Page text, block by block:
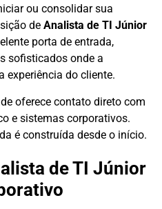
ou consolidar sua
de Analista de TI Júnior
porta de entrada,
sofisticados onde a
experiência do cliente.
oferece contato direto com
e sistemas corporativos.
é construída desde o início.
de TI Júnior